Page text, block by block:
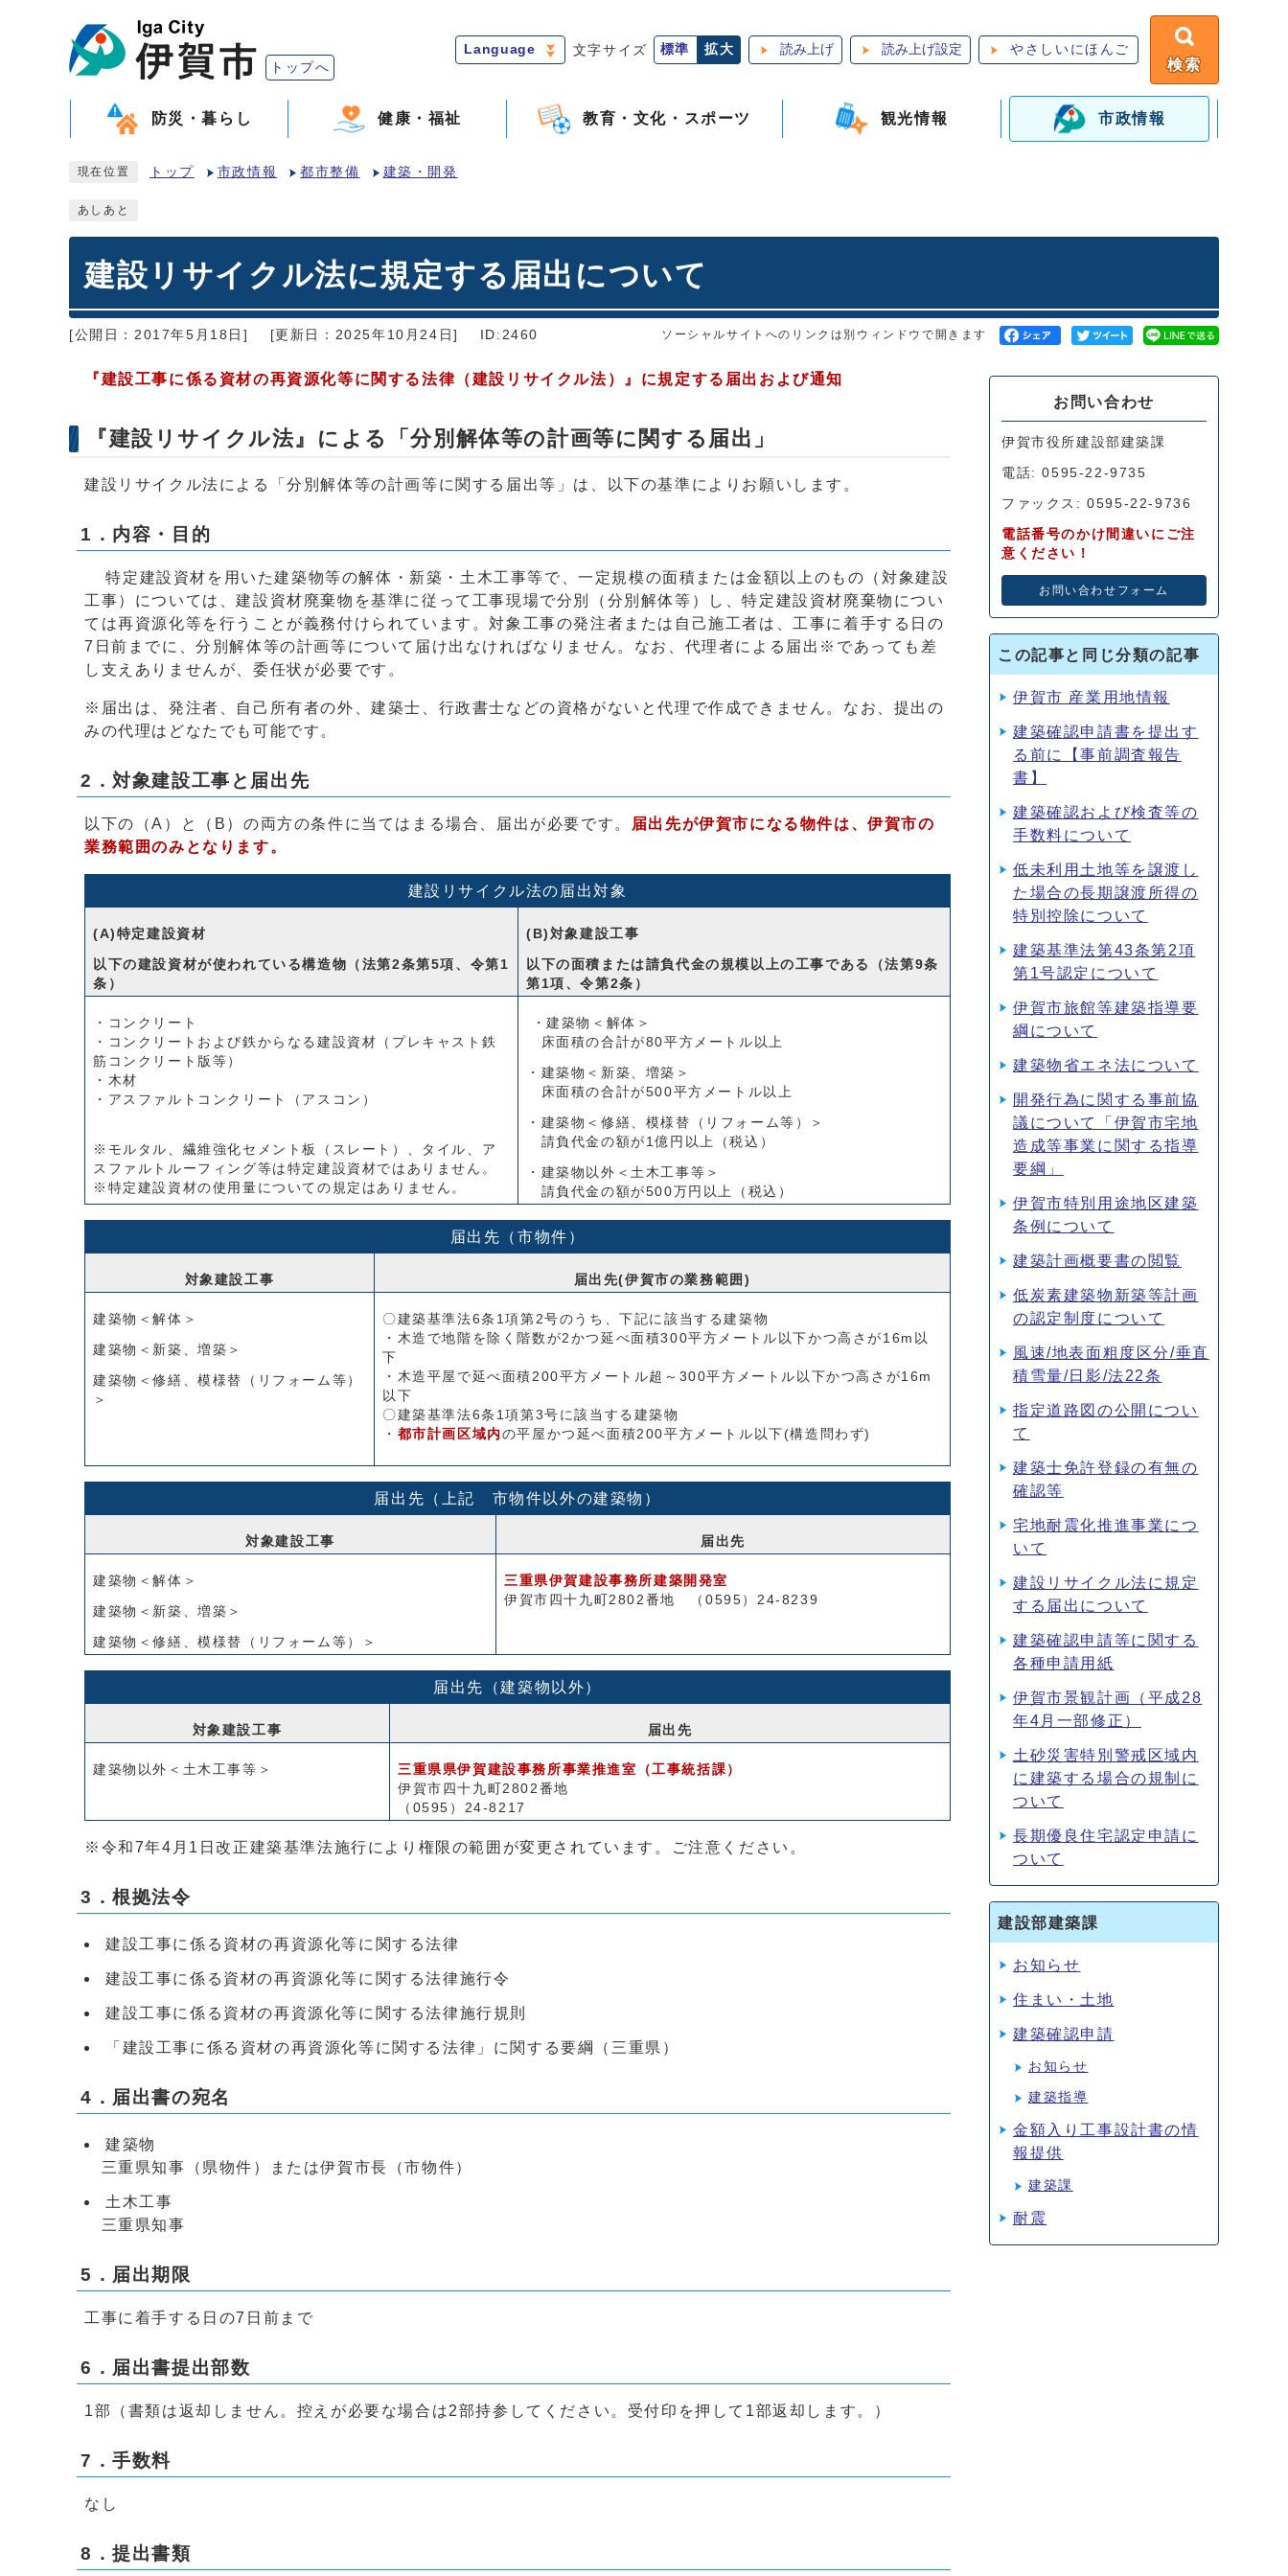
トップへ
Language 文字サイズ 標準 拡大 読み上げ 読み上げ設定 やさしいにほんご
検索
防災・暮らし 健康・福祉 教育・文化・スポーツ 観光情報 市政情報
現在位置 トップ 市政情報 都市整備 建築・開発
あしあと
建設リサイクル法に規定する届出について
[公開日：2017年5月18日] [更新日：2025年10月24日] ID:2460 ソーシャルサイトへのリンクは別ウィンドウで開きます
『建設工事に係る資材の再資源化等に関する法律（建設リサイクル法）』に規定する届出および通知
『建設リサイクル法』による「分別解体等の計画等に関する届出」
建設リサイクル法による「分別解体等の計画等に関する届出等」は、以下の基準によりお願いします。
1．内容・目的
特定建設資材を用いた建築物等の解体・新築・土木工事等で、一定規模の面積または金額以上のもの（対象建設
工事）については、建設資材廃棄物を基準に従って工事現場で分別（分別解体等）し、特定建設資材廃棄物につい
ては再資源化等を行うことが義務付けられています。対象工事の発注者または自己施工者は、工事に着手する日の
7日前までに、分別解体等の計画等について届け出なければなりません。なお、代理者による届出※であっても差
し支えありませんが、委任状が必要です。
※届出は、発注者、自己所有者の外、建築士、行政書士などの資格がないと代理で作成できません。なお、提出の
みの代理はどなたでも可能です。
2．対象建設工事と届出先
以下の（A）と（B）の両方の条件に当てはまる場合、届出が必要です。
届出先が伊賀市になる物件は、伊賀市の
業務範囲のみとなります。
建設リサイクル法の届出対象
(A)特定建設資材
以下の建設資材が使われている構造物（法第2条第5項、令第1
条）
(B)対象建設工事
以下の面積または請負代金の規模以上の工事である（法第9条
第1項、令第2条）
・コンクリート
・コンクリートおよび鉄からなる建設資材（プレキャスト鉄
筋コンクリート版等）
・木材
・アスファルトコンクリート（アスコン）
※モルタル、繊維強化セメント板（スレート）、タイル、ア
スファルトルーフィング等は特定建設資材ではありません。
※特定建設資材の使用量についての規定はありません。
・建築物＜解体＞
床面積の合計が80平方メートル以上
・建築物＜新築、増築＞
床面積の合計が500平方メートル以上
・建築物＜修繕、模様替（リフォーム等）＞
請負代金の額が1億円以上（税込）
・建築物以外＜土木工事等＞
請負代金の額が500万円以上（税込）
届出先（市物件）
対象建設工事 届出先(伊賀市の業務範囲)
建築物＜解体＞
建築物＜新築、増築＞
建築物＜修繕、模様替（リフォーム等）
＞
〇建築基準法6条1項第2号のうち、下記に該当する建築物
・木造で地階を除く階数が2かつ延べ面積300平方メートル以下かつ高さが16m以
下
・木造平屋で延べ面積200平方メートル超～300平方メートル以下かつ高さが16m
以下
〇建築基準法6条1項第3号に該当する建築物
・ 都市計画区域内の平屋かつ延べ面積200平方メートル以下(構造問わず)
届出先（上記 市物件以外の建築物）
対象建設工事 届出先
建築物＜解体＞
建築物＜新築、増築＞
建築物＜修繕、模様替（リフォーム等）＞
三重県伊賀建設事務所建築開発室
伊賀市四十九町2802番地 （0595）24-8239
届出先（建築物以外）
対象建設工事 届出先
建築物以外＜土木工事等＞
三重県県伊賀建設事務所事業推進室（工事統括課）
伊賀市四十九町2802番地
（0595）24-8217
※令和7年4月1日改正建築基準法施行により権限の範囲が変更されています。ご注意ください。
3．根拠法令
建設工事に係る資材の再資源化等に関する法律
建設工事に係る資材の再資源化等に関する法律施行令
建設工事に係る資材の再資源化等に関する法律施行規則
「建設工事に係る資材の再資源化等に関する法律」に関する要綱（三重県）
4．届出書の宛名
建築物
三重県知事（県物件）または伊賀市長（市物件）
土木工事
三重県知事
5．届出期限
工事に着手する日の7日前まで
6．届出書提出部数
1部（書類は返却しません。控えが必要な場合は2部持参してください。受付印を押して1部返却します。）
7．手数料
なし
8．提出書類
お問い合わせ
伊賀市役所建設部建築課
電話: 0595-22-9735
ファックス: 0595-22-9736
電話番号のかけ間違いにご注
意ください！
お問い合わせフォーム
この記事と同じ分類の記事
伊賀市 産業用地情報
建築確認申請書を提出す
る前に【事前調査報告
書】
建築確認および検査等の
手数料について
低未利用土地等を譲渡し
た場合の長期譲渡所得の
特別控除について
建築基準法第43条第2項
第1号認定について
伊賀市旅館等建築指導要
綱について
建築物省エネ法について
開発行為に関する事前協
議について「伊賀市宅地
造成等事業に関する指導
要綱」
伊賀市特別用途地区建築
条例について
建築計画概要書の閲覧
低炭素建築物新築等計画
の認定制度について
風速/地表面粗度区分/垂直
積雪量/日影/法22条
指定道路図の公開につい
て
建築士免許登録の有無の
確認等
宅地耐震化推進事業につ
いて
建設リサイクル法に規定
する届出について
建築確認申請等に関する
各種申請用紙
伊賀市景観計画（平成28
年4月一部修正）
土砂災害特別警戒区域内
に建築する場合の規制に
ついて
長期優良住宅認定申請に
ついて
建設部建築課
お知らせ
住まい・土地
建築確認申請
お知らせ
建築指導
金額入り工事設計書の情
報提供
建築課
耐震